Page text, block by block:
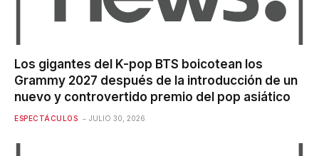
Los gigantes del K-pop BTS boicotean los
Grammy 2027 después de la introducción de un
nuevo y controvertido premio del pop asiático
ESPECTÁCULOS JULIO 30, 2026